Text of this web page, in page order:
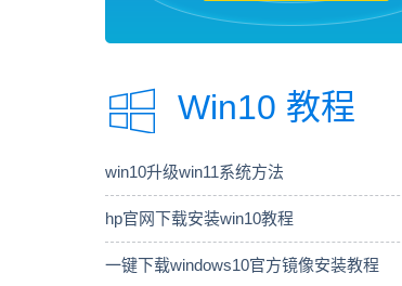
Win10 教程
win10升级win11系统方法
hp官网下载安装win10教程
一键下载windows10官方镜像安装教程